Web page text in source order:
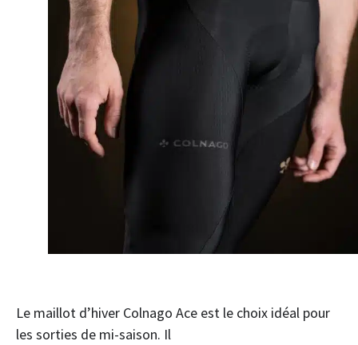
Le maillot d’hiver Colnago Ace est le choix idéal pour
les sorties de mi-saison. Il